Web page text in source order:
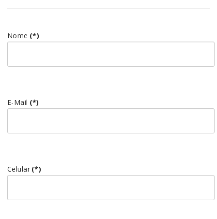
Nome (*)
E-Mail (*)
Celular (*)